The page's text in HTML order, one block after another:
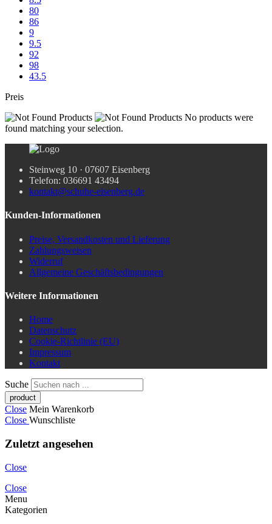
80
86
9
9.5
92
98
43.5
Preis
No products were
found matching your selection.
Steinweg 10 · 07607 Eisenberg
Telefon: 036691 43494
kontakt@schuhe-eisenberg.de
Kunden-Informationen
Preise, Versandkosten und Lieferung
Zahlungsweisen
Widerruf
Allgemeine Geschäftsbedingungen
Weitere Informationen
Home
Datenschutz
Cookie-Richtlinie (EU)
Impressum
Kontakt
Suche
Close Mein Warenkorb
Close Wunschliste
Zuletzt angesehen
Close
Close
Menu
Kategorien